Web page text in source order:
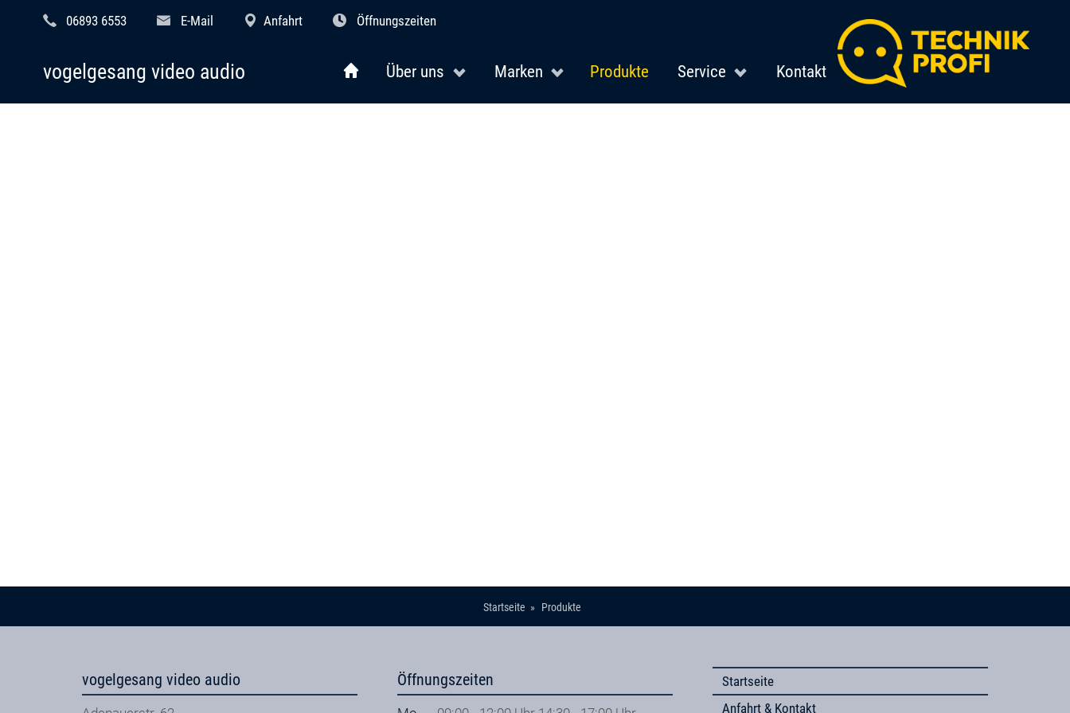
06893 6553 E-Mail Anfahrt Öffnungszeiten
Über uns Marken Produkte Service Kontakt
vogelgesang video audio
Startseite Produkte
vogelgesang video audio Öffnungszeiten
Startseite
Anfahrt & Kontakt